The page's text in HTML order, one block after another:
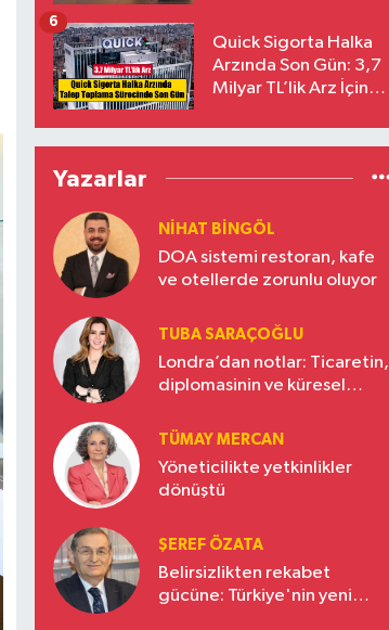
Quick Sigorta Halka
Arzında Son Gün: 3,7
Milyar TL’lik Arz İçin
Eriyor
6
Yazarlar
NIHAT BINGÖL
DOA sistemi restoran, kafe
ve otellerde zorunlu oluyor
TUBA SARAÇOĞLU
Londra’dan notlar: Ticaretin,
diplomasinin ve küresel
Türkiye’nin yükselen gücü
TÜMAY MERCAN
Yöneticilikte yetkinlikler
dönüştü
ŞEREF ÖZATA
Belirsizlikten rekabet
gücüne: Türkiye'nin yeni